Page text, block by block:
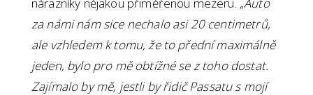
za námi nám sice nechalo asi 20 centimetrů,
ale vzhledem k tomu, že to přední maximálně
jeden, bylo pro mě obtížné se z toho dostat.
Zajímalo by mě, jestli by řidič Passatu s mojí